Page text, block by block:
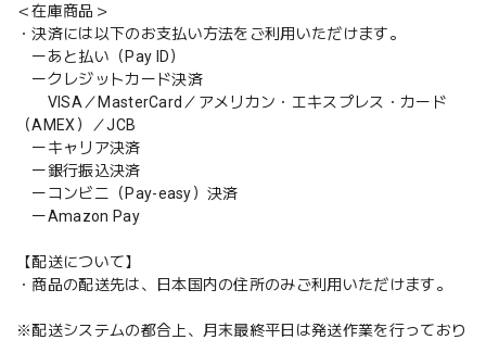
＜在庫商品＞
・決済には以下のお支払い方法をご利用いただけます。
ーあと払い（Pay ID）
ークレジットカード決済
VISA／MasterCard／アメリカン・エキスプレス・カード
（AMEX）／JCB
ーキャリア決済
ー銀行振込決済
ーコンビニ（Pay-easy）決済
ーAmazon Pay
【配送について】
・商品の配送先は、日本国内の住所のみご利用いただけます。
※配送システムの都合上、月末最終平日は発送作業を行っており